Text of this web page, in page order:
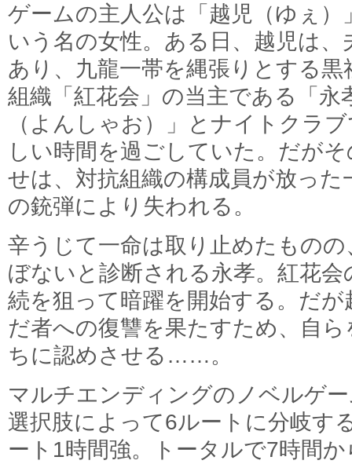
ゲームの主人公は「越児（ゆぇ）
いう名の女性。ある日、越児は、
あり、九龍一帯を縄張りとする黒
組織「紅花会」の当主である「永
（よんしゃお）」とナイトクラ
しい時間を過ごしていた。だがそ
せは、対抗組織の構成員が放った
の銃弾により失われる。
辛うじて一命は取り止めたもの
ぼないと診断される永孝。紅花
続を狙って暗躍を開始する。だ
だ者への復讐を果たすため、自
ちに認めさせる……。
マルチエンディングのノベルゲ
選択肢によって6ルートに分岐す
ート1時間強。トータルで7時間